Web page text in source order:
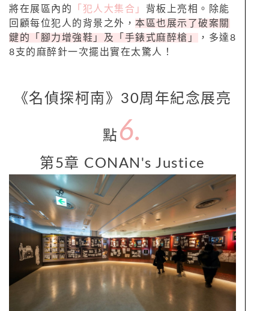
將在展區內的
「犯人大集合」 背板上亮相。除能
回顧每位犯人的背景之外， 本區也展示了破案關
鍵的「腳力增強鞋」及「手錶式麻醉槍」
，多達8
8支的麻醉針一次擺出實在太驚人！
《名偵探柯南》30周年紀念展亮
點 6.
第5章 CONAN's Justice